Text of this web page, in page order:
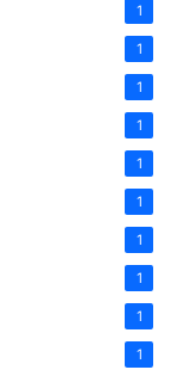
1
1
1
1
1
1
1
1
1
1